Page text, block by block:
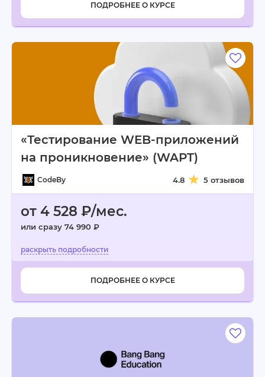
ПОДРОБНЕЕ О КУРСЕ
«Тестирование WEB-приложений
на проникновение» (WAPT)
CodeBy 4.8 5 отзывов
от 4 528 ₽/мес.
или сразу 74 990 ₽
ПОДРОБНЕЕ О КУРСЕ